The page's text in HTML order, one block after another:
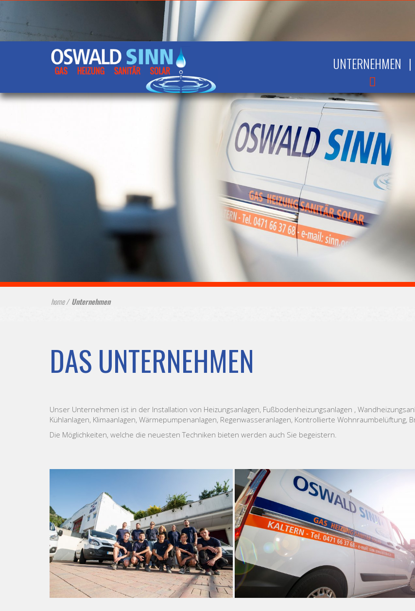
|
UNTERNEHMEN
home Unternehmen
DAS UNTERNEHMEN
Unser Unternehmen ist in der Installation von Heizungsanlagen, Fußbodenheizungsanlagen ,
Kühlanlagen, Klimaanlagen, Wärmepumpenanlagen, Regenwasseranlagen, Kontrollierte Wohnraumbelüftung,
Die Möglichkeiten, welche die neuesten Techniken bieten werden auch Sie begeistern.